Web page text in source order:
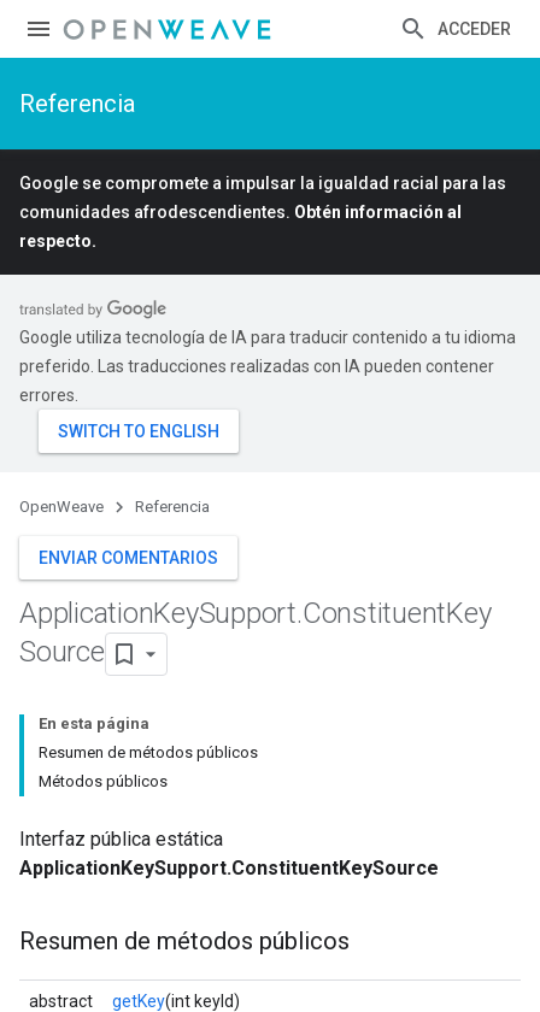
ACCEDER
Referencia
Google se compromete a impulsar la igualdad racial para las
comunidades afrodescendientes. Obtén información al
respecto.
Google utiliza tecnología de IA para traducir contenido a tu idioma
preferido. Las traducciones realizadas con IA pueden contener
errores.
OpenWeave Referencia
ENVIAR COMENTARIOS
ApplicationKeySupport.ConstituentKey
Source
En esta página
Resumen de métodos públicos
Métodos públicos
Interfaz pública estática
ApplicationKeySupport.ConstituentKeySource
Resumen de métodos públicos
abstract
getKey(int keyId)